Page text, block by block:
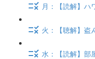
月：【読解】ハ
火：【聴解】盗
水：【読解】部